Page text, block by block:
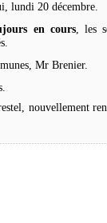
lundi 20 décembre.
en cours, les
Mr Brenier.
nouvellement